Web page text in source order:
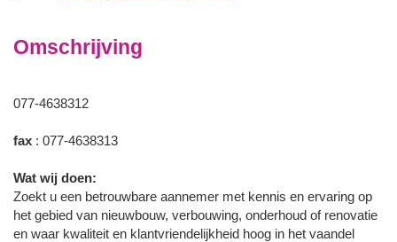
Omschrijving
077-4638312
fax : 077-4638313
Wat wij doen:
Zoekt u een betrouwbare aannemer met kennis en ervaring op
het gebied van nieuwbouw, verbouwing, onderhoud of renovatie
en waar kwaliteit en klantvriendelijkheid hoog in het vaandel